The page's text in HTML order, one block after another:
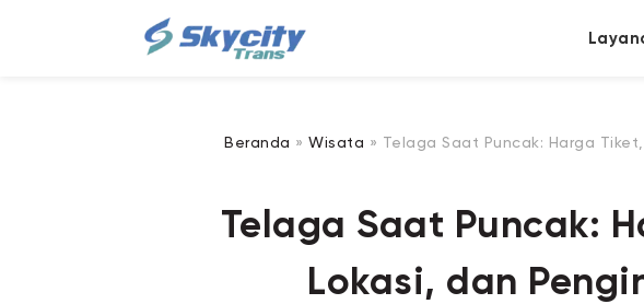
Beranda » Wisata » Telaga Saat Puncak: Harga
Telaga Saat Puncak:
Lokasi, dan